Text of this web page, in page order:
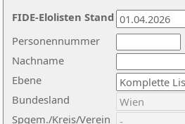
Nachname
Ebene
Personennummer
Bundesland
Spgem./Kreis/Verein
FIDE-Elolisten Stand